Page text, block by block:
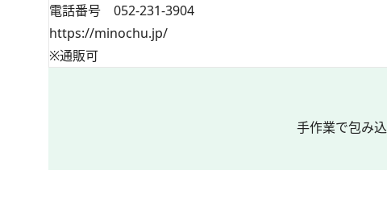
電話番号 052-231-3904
https://minochu.jp/
※通販可
手作業で包み